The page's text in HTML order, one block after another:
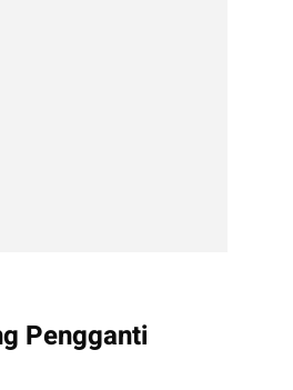
Pengganti